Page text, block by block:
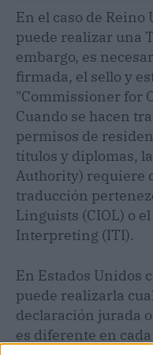
En el caso de
puede realizar una
embargo, es
firmada, el sello y
"Commissioner for
Cuando se hacen
permisos de
títulos y diplomas,
Authority) requiere
traducción
Linguists (CIOL) o
Interpreting (ITI).
En Estados Unidos
puede realizarla
declaración jurada
es diferente en